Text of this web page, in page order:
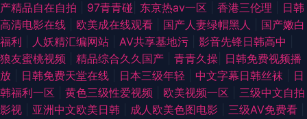
产精品自在自拍
97青青碰 东京热av一区 香港三伦理
日韩
高清电影在线
欧美成在线观看 国产人妻绿帽黑人
国产嫩白
福利
人妖精汇编网站 AV共享基地污 影音先锋日韩高中
狼友蜜桃视频
精品综合久久国产 青青久操 日韩免费视频播
放
日韩免费天堂在线 日本三级年轻 中文字幕日韩丝袜
日
韩福利一区
黄色三级性爱视频 欧美视频一区
三级中文自拍
影视
亚洲中文欧美日韩 成人欧美色图电影 三级AV免费看